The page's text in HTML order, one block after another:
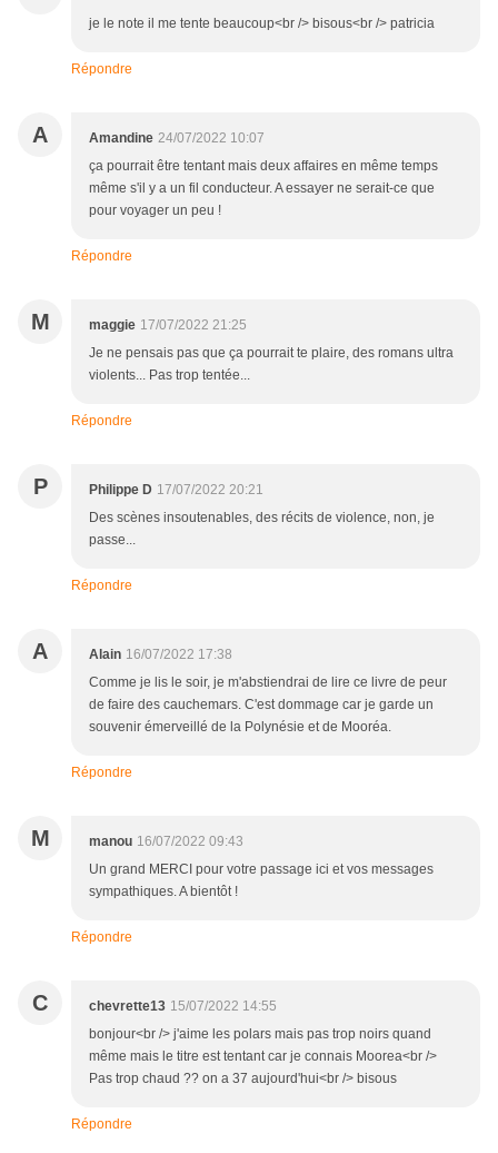
je le note il me tente beaucoup<br /> bisous<br /> patricia
Répondre
A Amandine 24/07/2022 10:07
ça pourrait être tentant mais deux affaires en même temps
même s'il y a un fil conducteur. A essayer ne serait-ce que
pour voyager un peu !
Répondre
M maggie 17/07/2022 21:25
Je ne pensais pas que ça pourrait te plaire, des romans ultra
violents... Pas trop tentée...
Répondre
P Philippe D 17/07/2022 20:21
Des scènes insoutenables, des récits de violence, non, je
passe...
Répondre
A Alain 16/07/2022 17:38
Comme je lis le soir, je m'abstiendrai de lire ce livre de peur
de faire des cauchemars. C'est dommage car je garde un
souvenir émerveillé de la Polynésie et de Mooréa.
Répondre
M manou 16/07/2022 09:43
Un grand MERCI pour votre passage ici et vos messages
sympathiques. A bientôt !
Répondre
C chevrette13 15/07/2022 14:55
bonjour<br /> j'aime les polars mais pas trop noirs quand
même mais le titre est tentant car je connais Moorea<br />
Pas trop chaud ?? on a 37 aujourd'hui<br /> bisous
Répondre